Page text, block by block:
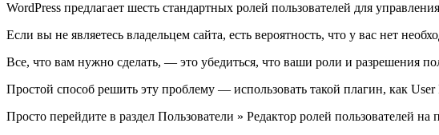
WordPress предлагает шесть стандартных ролей пользователей для
Если вы не являетесь владельцем сайта, есть вероятность, что у вас нет
Все, что вам нужно сделать, — это убедиться, что ваши роли и разрешения
Простой способ решить эту проблему — использовать такой плагин, как
Просто перейдите в раздел Пользователи » Редактор ролей пользователей на